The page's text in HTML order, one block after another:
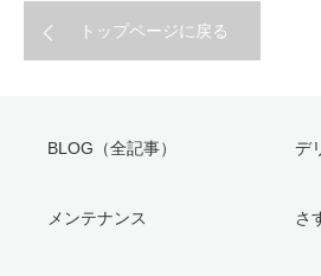
トップページに戻る
BLOG（全記事） デ
メンテナンス さ